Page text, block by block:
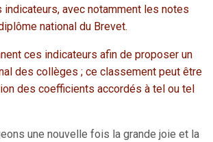
avec notamment les notes
national du Brevet.
ces indicateurs afin de proposer un
des collèges ; ce classement peut être
des coefficients accordés à tel ou tel
une nouvelle fois la grande joie et la